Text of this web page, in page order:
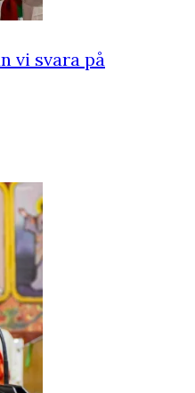
vi svara på